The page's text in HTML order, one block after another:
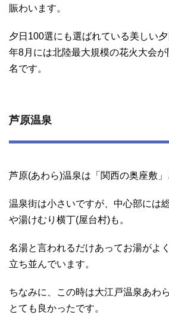
賑わいます。
夕日100選にも選ばれている美しい
年8月には北陸最大規模の花火大会
名です。
芦原温泉
芦原(あわら)温泉は「関西の奥座敷」
温泉街は小さいですが、中心部には
や湯けむり横丁(屋台村)も。
名湯と言われるだけあってお湯がよ
立ち並んでいます。
ちなみに、この時は大江戸温泉あわ
とても良かったです。